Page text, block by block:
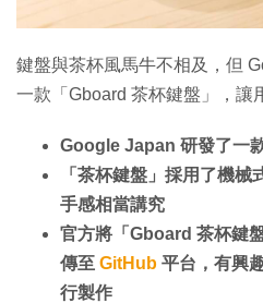
鍵盤與茶杯風馬牛不相及，但
一款「Gboard 茶杯鍵盤」，讓
Google Japan 研發了一
「茶杯鍵盤」採用了機械
手感相當講究
官方將「Gboard 茶杯鍵
傳至 GitHub 平台，有興
行製作